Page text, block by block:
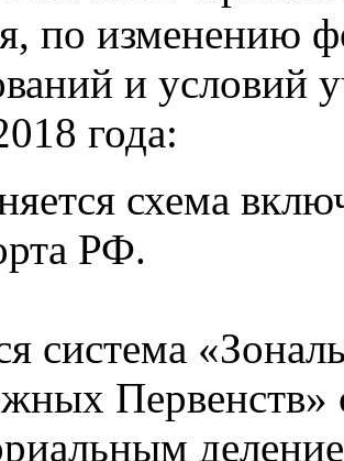
по изменению
и условий
года:
схема
РФ.
система